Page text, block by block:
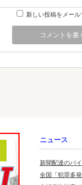
新しい投稿をメール
ニュース
新聞配達のバ
全国「犯罪多